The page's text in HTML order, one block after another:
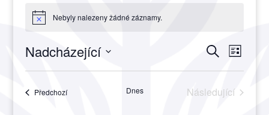
Notice Nebyly nalezeny žádné záznamy.
a
Hledat
pro
Akce
Seznam
Nadcházející
PředchozíAkce Dnes
Následující